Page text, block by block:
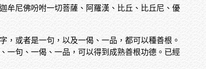
牟尼佛吩咐一切菩薩、阿羅漢、比丘、比丘尼、優
，或者是一句，以及一偈、一品，都可以種善根。
一句、一偈、一品，可以得到成熟善根功德。已經